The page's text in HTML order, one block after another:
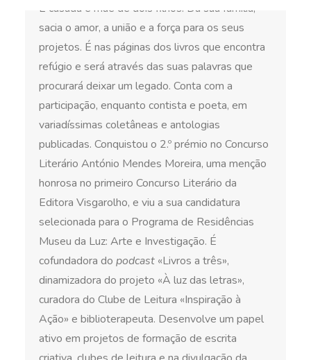
É casada e mãe de dois filhos. Da sua família,
sacia o amor, a união e a força para os seus
projetos. É nas páginas dos livros que encontra
refúgio e será através das suas palavras que
procurará deixar um legado. Conta com a
participação, enquanto contista e poeta, em
variadíssimas coletâneas e antologias
publicadas. Conquistou o 2.º prémio no Concurso
Literário António Mendes Moreira, uma menção
honrosa no primeiro Concurso Literário da
Editora Visgarolho, e viu a sua candidatura
selecionada para o Programa de Residências
Museu da Luz: Arte e Investigação. É
cofundadora do podcast «Livros a três»,
dinamizadora do projeto «À luz das letras»,
curadora do Clube de Leitura «Inspiração à
Ação» e biblioterapeuta. Desenvolve um papel
ativo em projetos de formação de escrita